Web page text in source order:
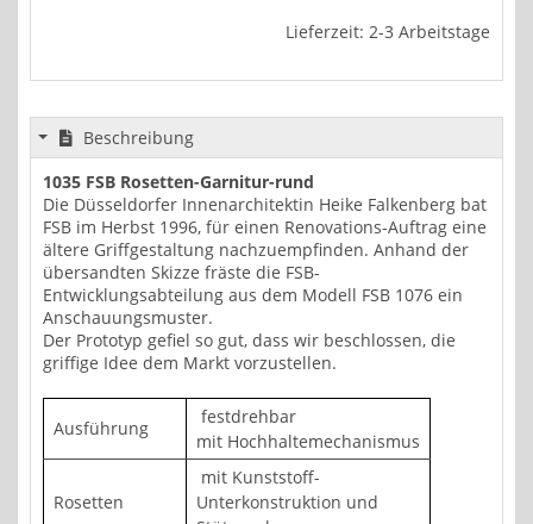
Lieferzeit: 2-3 Arbeitstage
Beschreibung
1035 FSB Rosetten-Garnitur-rund
Die Düsseldorfer Innenarchitektin Heike Falkenberg bat
FSB im Herbst 1996, für einen Renovations-Auftrag eine
ältere Griffgestaltung nachzuempfinden. Anhand der
übersandten Skizze fräste die FSB-
Entwicklungsabteilung aus dem Modell FSB 1076 ein
Anschauungsmuster.
Der Prototyp gefiel so gut, dass wir beschlossen, die
griffige Idee dem Markt vorzustellen.
Ausführung
festdrehbar
mit Hochhaltemechanismus
Rosetten
mit Kunststoff-
Unterkonstruktion und